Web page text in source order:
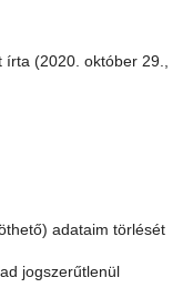
írta (2020. október 29.,
adataim törlését
jogszerűtlenül